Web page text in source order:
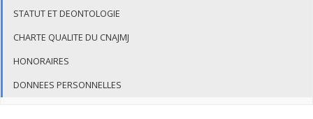
STATUT ET DEONTOLOGIE
CHARTE QUALITE DU CNAJMJ
HONORAIRES
DONNEES PERSONNELLES